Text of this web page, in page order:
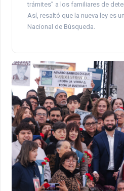
trámites” a los familiares de
Así, resaltó que la nueva ley es
Nacional de Búsqueda.